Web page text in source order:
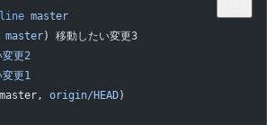
master
) 移動したい変更3
更2
更1
origin/HEAD)